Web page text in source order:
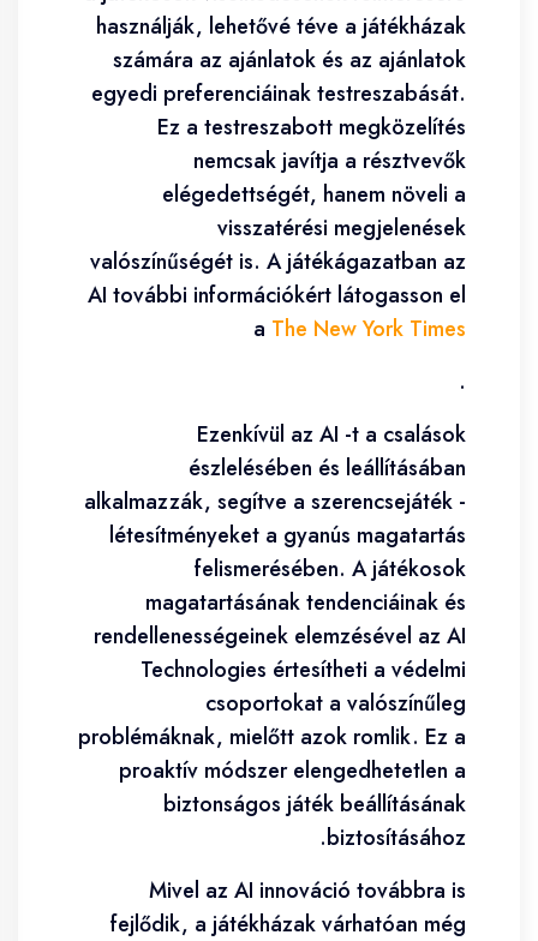
használják, lehetővé téve a játékházak
számára az ajánlatok és az ajánlatok
egyedi preferenciáinak testreszabását.
Ez a testreszabott megközelítés
nemcsak javítja a résztvevők
elégedettségét, hanem növeli a
visszatérési megjelenések
valószínűségét is. A játékágazatban az
AI további információkért látogasson el
a The New York Times
.
Ezenkívül az AI -t a csalások
észlelésében és leállításában
alkalmazzák, segítve a szerencsejáték -
létesítményeket a gyanús magatartás
felismerésében. A játékosok
magatartásának tendenciáinak és
rendellenességeinek elemzésével az AI
Technologies értesítheti a védelmi
csoportokat a valószínűleg
problémáknak, mielőtt azok romlik. Ez a
proaktív módszer elengedhetetlen a
biztonságos játék beállításának
biztosításához.
Mivel az AI innováció továbbra is
fejlődik, a játékházak várhatóan még